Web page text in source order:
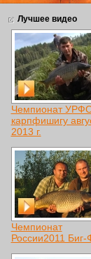
Лучшее видео
Чемпионат
карпфишигу
2013 г.
Чемпионат
России2011